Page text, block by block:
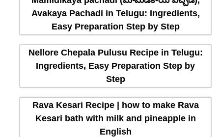
Avakaya Pachadi in Telugu: Ingredients,
Easy Preparation Step by Step
Nellore Chepala Pulusu Recipe in Telugu:
Ingredients, Easy Preparation Step by
Step
Rava Kesari Recipe | how to make Rava
Kesari bath with milk and pineapple in
English